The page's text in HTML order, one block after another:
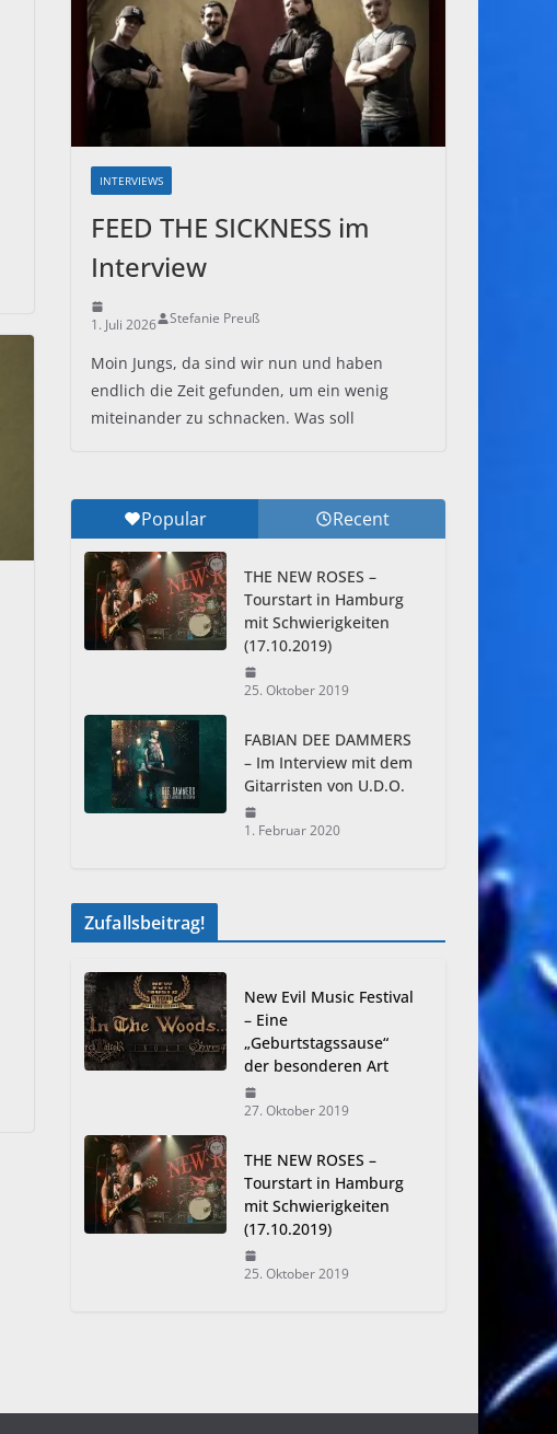
INTERVIEWS
FEED THE SICKNESS im
Interview
1. Juli 2026 Stefanie Preuß
Moin Jungs, da sind wir nun und haben
endlich die Zeit gefunden, um ein wenig
miteinander zu schnacken. Was soll
Popular Recent
THE NEW ROSES –
Tourstart in Hamburg
mit Schwierigkeiten
(17.10.2019)
25. Oktober 2019
FABIAN DEE DAMMERS
– Im Interview mit dem
Gitarristen von U.D.O.
1. Februar 2020
Zufallsbeitrag!
New Evil Music Festival
– Eine
„Geburtstagssause“
der besonderen Art
27. Oktober 2019
THE NEW ROSES –
Tourstart in Hamburg
mit Schwierigkeiten
(17.10.2019)
25. Oktober 2019